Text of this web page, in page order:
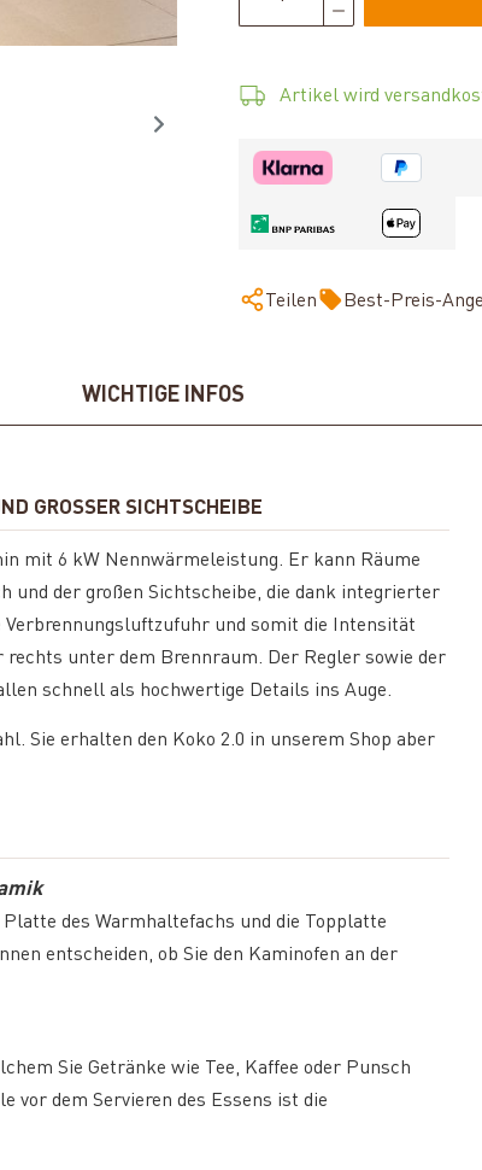
Artikel wird
Teilen Best-Preis-
WICHTIGE INFOS
GROSSER SICHTSCHEIBE
mit 6 kW Nennwärmeleistung. Er kann Räume
und der großen Sichtscheibe, die dank integrierter
und somit die Intensität
unter dem Brennraum. Der Regler sowie der
schnell als hochwertige Details ins Auge.
Sie erhalten den Koko 2.0 in unserem Shop aber
des Warmhaltefachs und die Topplatte
entscheiden, ob Sie den Kaminofen an der
Sie Getränke wie Tee, Kaffee oder Punsch
vor dem Servieren des Essens ist die